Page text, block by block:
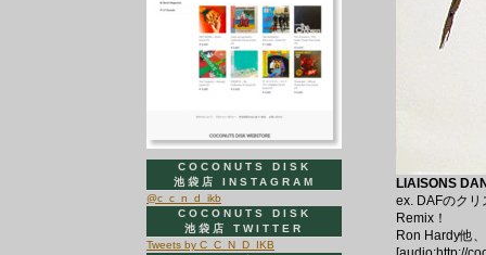
LIAISONS
ex. DAFのク
Remix！
Ron Hardy他
COCONUTS DISK
池袋店 INSTAGRAM
@c_c_n_d_ikb
COCONUTS DISK
池袋店 TWITTER
Tweets by C_C_N_D_IKB